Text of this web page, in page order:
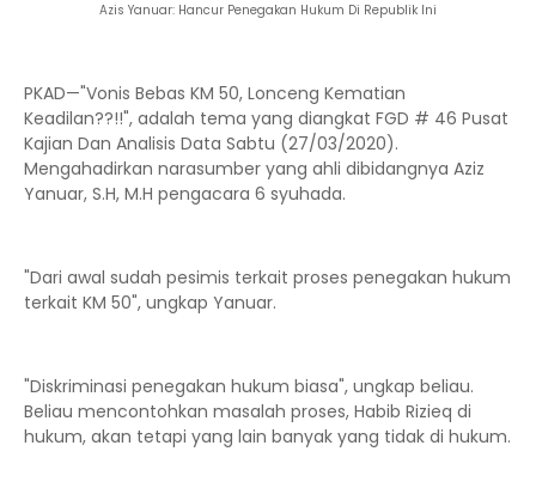
Azis Yanuar: Hancur Penegakan Hukum Di Republik Ini
PKAD—"Vonis Bebas KM 50, Lonceng Kematian
Keadilan??!!", adalah tema yang diangkat FGD # 46 Pusat
Kajian Dan Analisis Data Sabtu (27/03/2020).
Mengahadirkan narasumber yang ahli dibidangnya Aziz
Yanuar, S.H, M.H pengacara 6 syuhada.
"Dari awal sudah pesimis terkait proses penegakan hukum
terkait KM 50", ungkap Yanuar.
"Diskriminasi penegakan hukum biasa", ungkap beliau.
Beliau mencontohkan masalah proses, Habib Rizieq di
hukum, akan tetapi yang lain banyak yang tidak di hukum.